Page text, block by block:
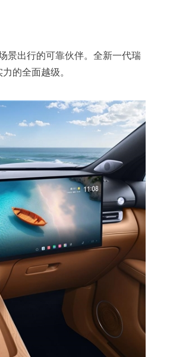
景出行的可靠伙伴。全新一代瑞
的全面越级。